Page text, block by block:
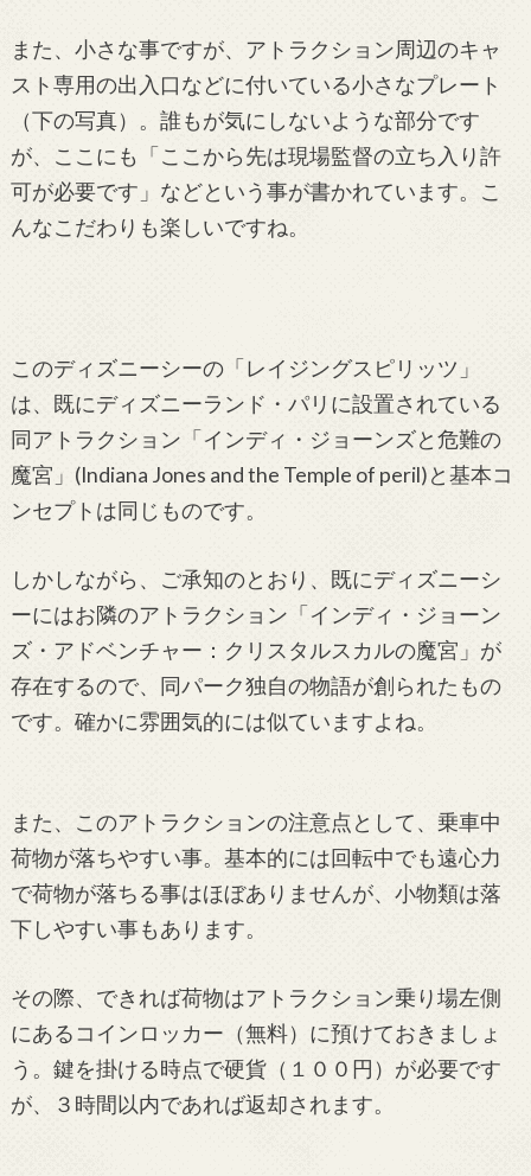
また、小さな事ですが、アトラクション周辺のキャ
スト専用の出入口などに付いている小さなプレート
（下の写真）。誰もが気にしないような部分です
が、ここにも「ここから先は現場監督の立ち入り許
可が必要です」などという事が書かれています。こ
んなこだわりも楽しいですね。
このディズニーシーの「レイジングスピリッツ」
は、既にディズニーランド・パリに設置されている
同アトラクション「インディ・ジョーンズと危難の
魔宮」(Indiana Jones and the Temple of peril)と基本コ
ンセプトは同じものです。
しかしながら、ご承知のとおり、既にディズニーシ
ーにはお隣のアトラクション「インディ・ジョーン
ズ・アドベンチャー：クリスタルスカルの魔宮」が
存在するので、同パーク独自の物語が創られたもの
です。確かに雰囲気的には似ていますよね。
また、このアトラクションの注意点として、乗車中
荷物が落ちやすい事。基本的には回転中でも遠心力
で荷物が落ちる事はほぼありませんが、小物類は落
下しやすい事もあります。
その際、できれば荷物はアトラクション乗り場左側
にあるコインロッカー（無料）に預けておきましょ
う。鍵を掛ける時点で硬貨（１００円）が必要です
が、３時間以内であれば返却されます。